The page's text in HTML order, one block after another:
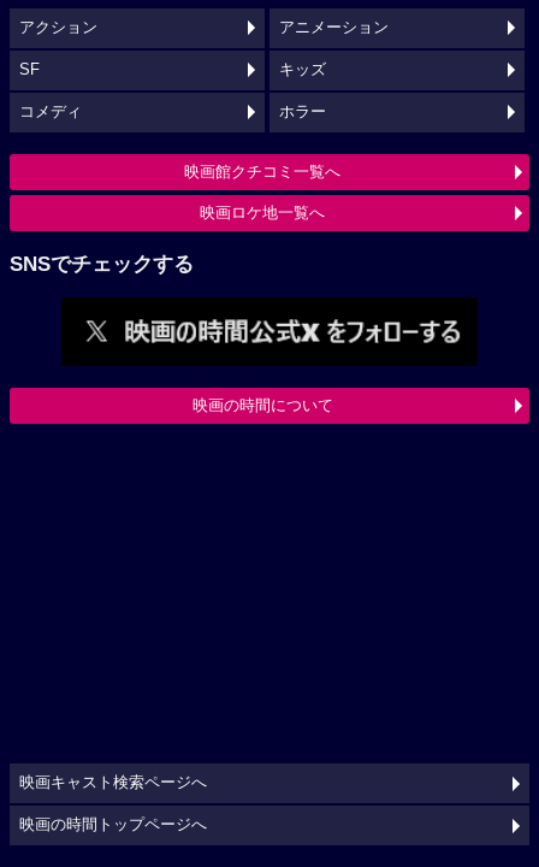
アクション アニメーション
SF キッズ
コメディ ホラー
映画館クチコミ一覧へ
映画ロケ地一覧へ
SNSでチェックする
映画の時間について
映画キャスト検索ページへ
映画の時間トップページへ